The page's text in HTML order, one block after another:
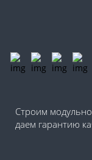
Строим
даем гарантию